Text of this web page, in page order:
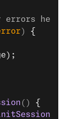
here by
) {
() {